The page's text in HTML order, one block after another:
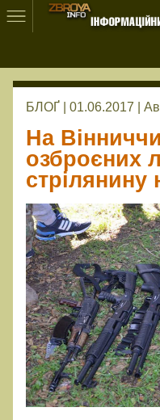
БЛОҐ | 01.06.2017 |
На
озброєних
стрілянину